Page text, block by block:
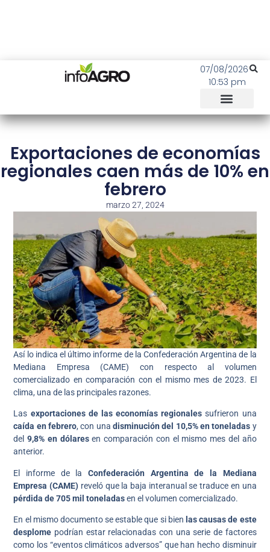
07/08/2026
10:53 pm
Exportaciones de economías
regionales caen más de 10% en
febrero
marzo 27, 2024
Así lo indica el último informe de la Confederación Argentina de la
Mediana Empresa (CAME) con respecto al volumen
comercializado en comparación con el mismo mes de 2023. El
clima, una de las principales razones.
Las exportaciones de las economías regionales sufrieron una
caída en febrero, con unadisminución del 10,5% en toneladas y
del9,8% en dólaresen comparación con el mismo mes del año
anterior.
El informe de la Confederación Argentina de la Mediana
Empresa (CAME) reveló que la baja interanual se traduce en una
pérdida de 705 mil toneladasen el volumen comercializado.
En el mismo documento se estable que si bien las causas de este
desplome podrían estar relacionadas con una serie de factores
como los “eventos climáticos adversos” que han hecho disminuir